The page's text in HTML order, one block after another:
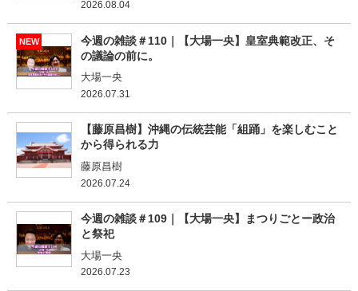
2026.08.04
NEW
今週の雑談＃110｜【大場一央】皇室典範改正、そ
の議論の前に。
大場一央
2026.07.31
【藤原昌樹】沖縄の伝統芸能「組踊」を楽しむこと
から得られる力
藤原昌樹
2026.07.24
今週の雑談＃109｜【大場一央】まつりごとー政治
と祭祀
大場一央
2026.07.23